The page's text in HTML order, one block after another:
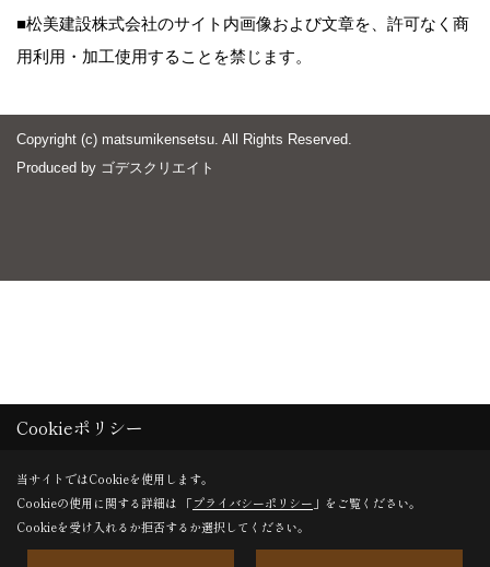
■松美建設株式会社のサイト内画像および文章を、許可なく商
用利用・加工使用することを禁じます。
Copyright (c) matsumikensetsu. All Rights Reserved.
Produced by ゴデスクリエイト
Cookieポリシー
当サイトではCookieを使用します。
Cookieの使用に関する詳細は 「プライバシーポリシー 」をご覧ください。
Cookieを受け入れるか拒否するか選択してください。